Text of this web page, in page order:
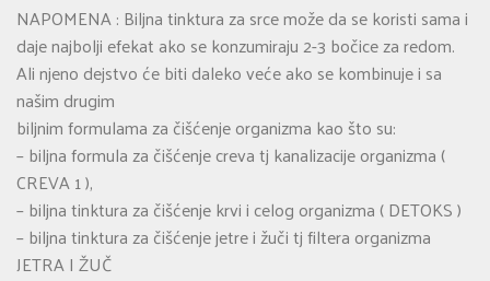
NAPOMENA : Biljna tinktura za srce može da se koristi sama i
daje najbolji efekat ako se konzumiraju 2-3 bočice za redom.
Ali njeno dejstvo će biti daleko veće ako se kombinuje i sa
našim drugim
biljnim formulama za čišćenje organizma kao što su:
– biljna formula za čišćenje creva tj kanalizacije organizma (
CREVA 1 ),
– biljna tinktura za čišćenje krvi i celog organizma ( DETOKS )
– biljna tinktura za čišćenje jetre i žuči tj filtera organizma
JETRA I ŽUČ